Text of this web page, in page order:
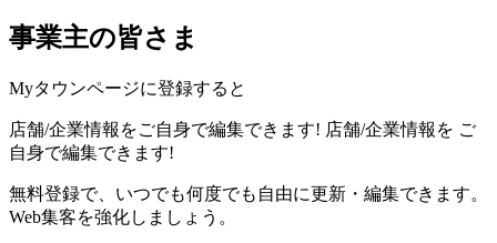
事業主の皆さま
Myタウンページに登録すると
店舗/企業情報をご自身で編集できます! 店舗/企業情報を ご
自身で編集できます!
無料登録で、いつでも何度でも自由に更新・編集できます。
Web集客を強化しましょう。